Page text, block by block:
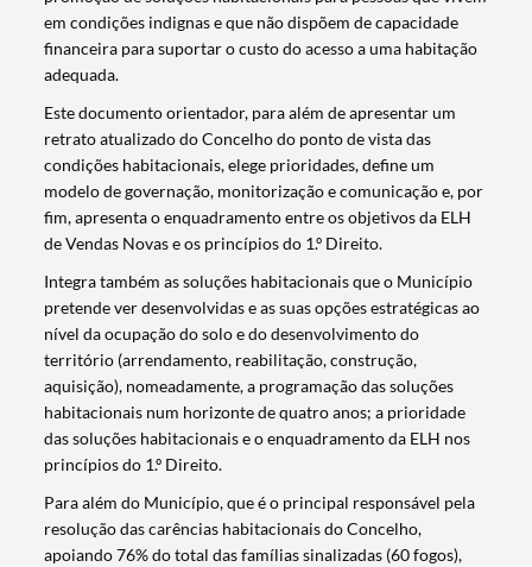
Termo de Pesquisa
em condições indignas e que não dispõem de capacidade
financeira para suportar o custo do acesso a uma habitação
adequada.
Este documento orientador, para além de apresentar um
retrato atualizado do Concelho do ponto de vista das
condições habitacionais, elege prioridades, define um
modelo de governação, monitorização e comunicação e, por
fim, apresenta o enquadramento entre os objetivos da ELH
de Vendas Novas e os princípios do 1.º Direito.
Integra também as soluções habitacionais que o Município
pretende ver desenvolvidas e as suas opções estratégicas ao
nível da ocupação do solo e do desenvolvimento do
território (arrendamento, reabilitação, construção,
aquisição), nomeadamente, a programação das soluções
habitacionais num horizonte de quatro anos; a prioridade
das soluções habitacionais e o enquadramento da ELH nos
princípios do 1.º Direito.
Para além do Município, que é o principal responsável pela
resolução das carências habitacionais do Concelho,
apoiando 76% do total das famílias sinalizadas (60 fogos),